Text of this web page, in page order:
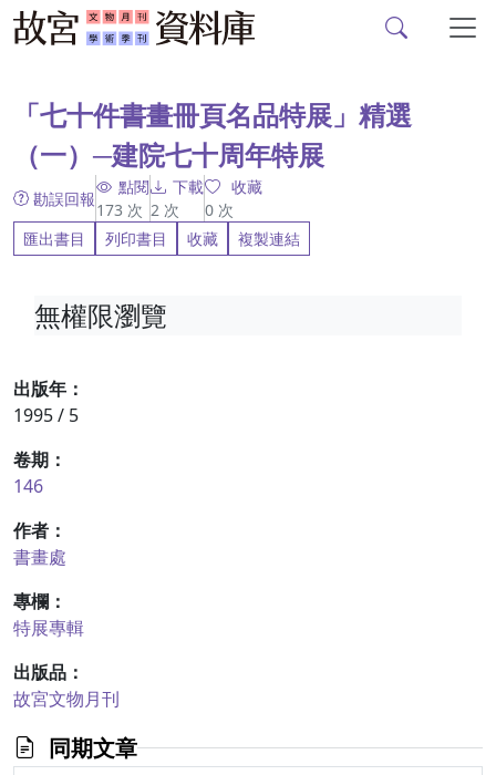
「七十件書畫冊頁名品特展」精選
（一）─建院七十周年特展
勘誤回報
點閱
173 次
下載
2 次
收藏
0 次
匯出書目
列印書目 收藏 複製連結
出版年：
1995 / 5
卷期：
146
作者：
書畫處
專欄：
特展專輯
出版品：
故宮文物月刊
同期文章
無權限瀏覽